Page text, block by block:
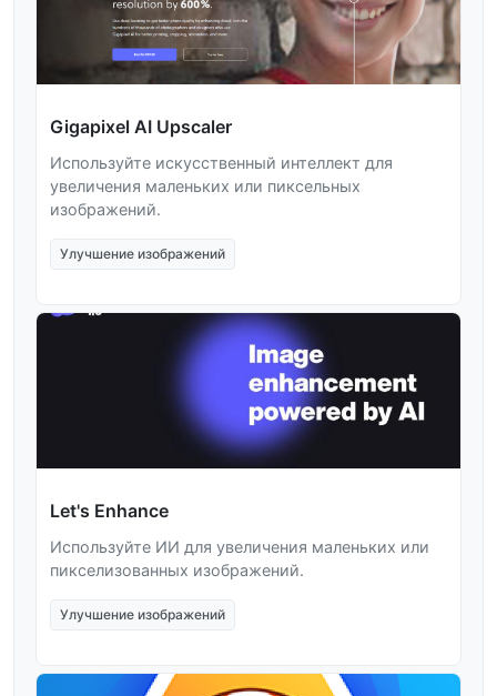
Gigapixel AI Upscaler
Используйте искусственный интеллект для
увеличения маленьких или пиксельных
изображений.
Улучшение изображений
Let's Enhance
Используйте ИИ для увеличения маленьких или
пикселизованных изображений.
Улучшение изображений